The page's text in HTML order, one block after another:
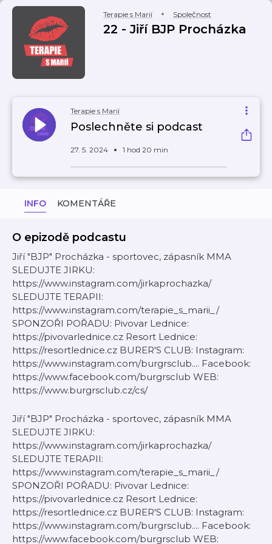
Terapie s Marií Společnost
22 - Jiří BJP Procházka
Terapie s Marií
Poslechněte si podcast
27. 5. 2024 1 hod 20 min
INFO KOMENTÁŘE
O epizodě podcastu
Jiří "BJP" Procházka - sportovec, zápasník MMA
SLEDUJTE JIRKU:
https://www.instagram.com/jirkaprochazka/
SLEDUJTE TERAPII:
https://www.instagram.com/terapie_s_marii_/
SPONZOŘI POŘADU: Pivovar Lednice:
https://pivovarlednice.cz Resort Lednice:
https://resortlednice.cz BURER'S CLUB: Instagram:
https://www.instagram.com/burgrsclub.... Facebook:
https://www.facebook.com/burgrsclub WEB:
https://www.burgrsclub.cz/cs/
Jiří "BJP" Procházka - sportovec, zápasník MMA
SLEDUJTE JIRKU:
https://www.instagram.com/jirkaprochazka/
SLEDUJTE TERAPII:
https://www.instagram.com/terapie_s_marii_/
SPONZOŘI POŘADU: Pivovar Lednice:
https://pivovarlednice.cz Resort Lednice:
https://resortlednice.cz BURER'S CLUB: Instagram:
https://www.instagram.com/burgrsclub.... Facebook:
https://www.facebook.com/burgrsclub WEB: